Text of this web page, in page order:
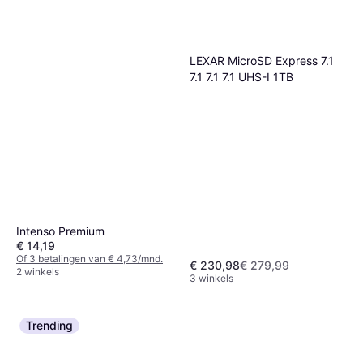
Intenso Premium
€ 14,19
Of 3 betalingen van € 4,73/mnd.
2 winkels
LEXAR MicroSD Express 7.1
7.1 7.1 7.1 UHS-I 1TB
€ 230,98€ 279,99
3 winkels
Trending